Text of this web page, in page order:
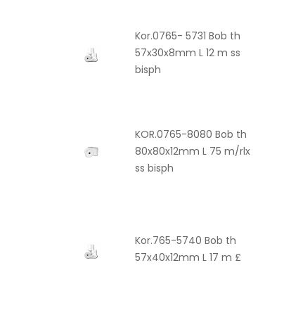
Kor.0765- 5731 Bob th
57x30x8mm L 12 m ss
bisph
KOR.0765-8080 Bob th
80x80x12mm L 75 m/rlx
ss bisph
Kor.765-5740 Bob th
57x40x12mm L 17 m £